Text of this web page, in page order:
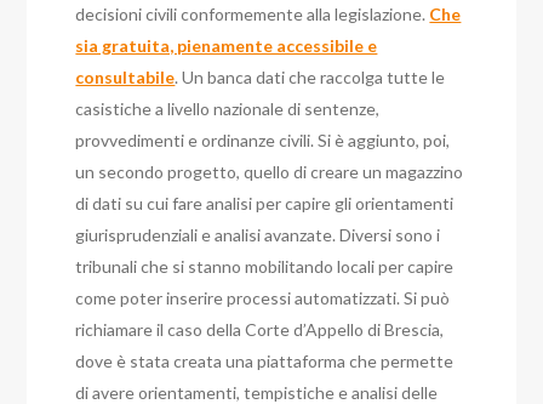
decisioni civili conformemente alla legislazione. Che
sia gratuita, pienamente accessibile e
consultabile. Un banca dati che raccolga tutte le
casistiche a livello nazionale di sentenze,
provvedimenti e ordinanze civili. Si è aggiunto, poi,
un secondo progetto, quello di creare un magazzino
di dati su cui fare analisi per capire gli orientamenti
giurisprudenziali e analisi avanzate.Diversi sono i
tribunali che si stanno mobilitando locali per capire
come poter inserire processi automatizzati. Si può
richiamare il caso della Corte d’Appello di Brescia,
dove è stata creata una piattaforma che permette
di avere orientamenti, tempistiche e analisi delle